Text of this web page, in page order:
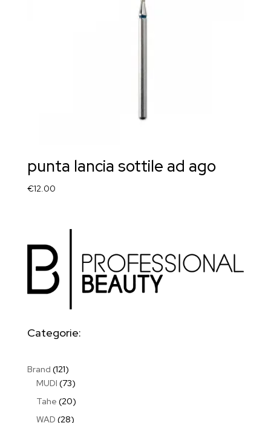
punta lancia sottile ad ago
€12.00
Categorie:
Brand 121121
prodotti
MUDI 7373
prodotti
Tahe 2020
prodotti
WAD 2828